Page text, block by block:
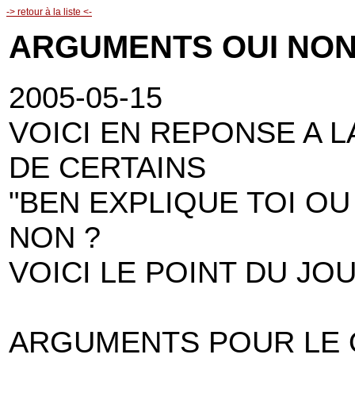
-> retour à la liste <-
ARGUMENTS OUI
2005-05-15
VOICI EN REPONSE A
DE CERTAINS
"BEN EXPLIQUE TOI
NON ?
VOICI LE POINT DU
ARGUMENTS POUR LE